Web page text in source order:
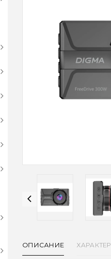
ОПИСАНИЕ